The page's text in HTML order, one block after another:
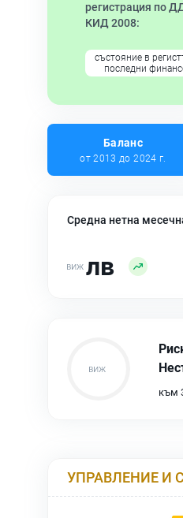
регистрация по
КИД 2008:
състояние в
последни
Баланс
от 2013 до 2024 г.
Средна нетна
лв
към
УПРАВЛЕНИЕ И